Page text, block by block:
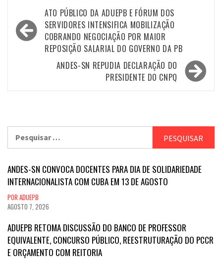
Navegação
de
Post
ATO PÚBLICO DA ADUEPB E FÓRUM DOS
SERVIDORES INTENSIFICA MOBILIZAÇÃO
COBRANDO NEGOCIAÇÃO POR MAIOR
REPOSIÇÃO SALARIAL DO GOVERNO DA PB
ANDES-SN REPUDIA DECLARAÇÃO DO
PRESIDENTE DO CNPQ
por:
ANDES-SN CONVOCA DOCENTES PARA DIA DE SOLIDARIEDADE
INTERNACIONALISTA COM CUBA EM 13 DE AGOSTO
POR ADUEPB
AGOSTO 7, 2026
ADUEPB RETOMA DISCUSSÃO DO BANCO DE PROFESSOR
EQUIVALENTE, CONCURSO PÚBLICO, REESTRUTURAÇÃO DO PCCR
E ORÇAMENTO COM REITORIA